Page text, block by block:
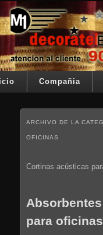
Ir al contenido principal
Ir al contenido secundario
Decoratel
Su telon de teatro es
Menú principalCompañia
ARCHIVO DE LA
OFICINAS
Cortinas acústicas
para oficinas